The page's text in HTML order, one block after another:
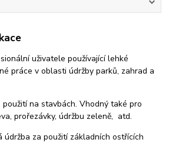
uživatele používající lehké
práce v oblasti údržby parků, zahrad a
na stavbách. Vhodný také pro
prořezávky, údržbu zeleně, atd.
údržba za použití základních ostřících